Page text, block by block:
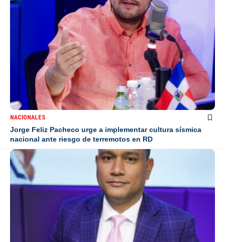
NACIONALES
Jorge Feliz Pacheco urge a implementar cultura sísmica
nacional ante riesgo de terremotos en RD